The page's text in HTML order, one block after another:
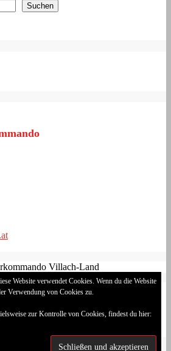
Suchen
Villach-Land
Kärnten
Website verwendet Cookies. Wenn du die Website
Verwendung von Cookies zu.
zur Kontrolle von Cookies, findest du hier: